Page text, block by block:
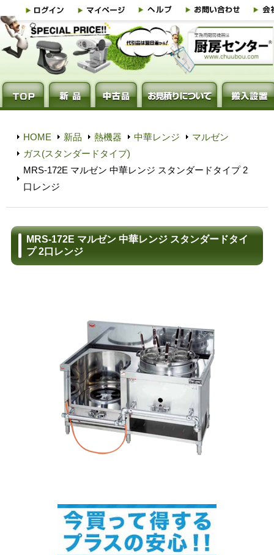
HOME 新品 熱機器 中華レンジ
マルゼン
ガス(スタンダードタイプ)
MRS-172E マルゼン 中華レンジ スタンダードタイプ 2
口レンジ
MRS-172E マルゼン 中華レンジ スタンダードタイ
プ 2口レンジ